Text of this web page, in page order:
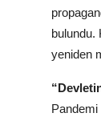
bulundu.
yeniden
Pandemi